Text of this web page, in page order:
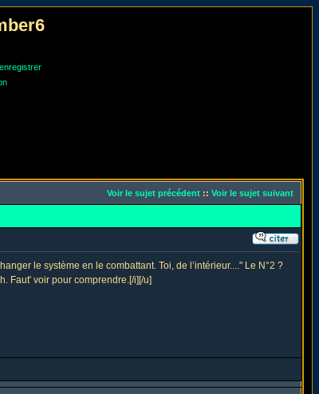
Voir le sujet précédent :: Voir le sujet suivant
le système en le combattant. Toi, de l’intérieur...." Le N°2 ?
Faut' voir pour comprendre.[/i][/u]